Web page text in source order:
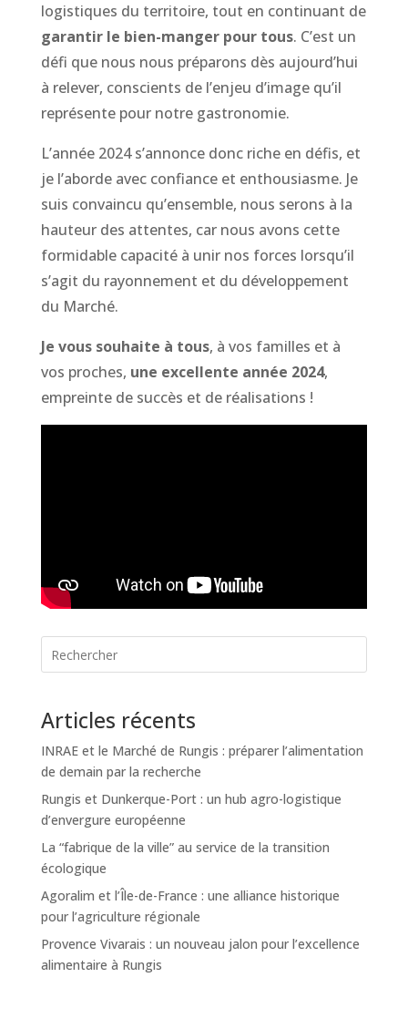
logistiques du territoire, tout en continuant de
garantir le bien-manger pour tous. C’est un
défi que nous nous préparons dès aujourd’hui
à relever, conscients de l’enjeu d’image qu’il
représente pour notre gastronomie.
L’année 2024 s’annonce donc riche en défis, et
je l’aborde avec confiance et enthousiasme. Je
suis convaincu qu’ensemble, nous serons à la
hauteur des attentes, car nous avons cette
formidable capacité à unir nos forces lorsqu’il
s’agit du rayonnement et du développement
du Marché.
Je vous souhaite à tous, à vos familles et à
vos proches, une excellente année 2024,
empreinte de succès et de réalisations !
Articles récents
INRAE et le Marché de Rungis : préparer l’alimentation
de demain par la recherche
Rungis et Dunkerque-Port : un hub agro-logistique
d’envergure européenne
La “fabrique de la ville” au service de la transition
écologique
Agoralim et l’Île-de-France : une alliance historique
pour l’agriculture régionale
Provence Vivarais : un nouveau jalon pour l’excellence
alimentaire à Rungis